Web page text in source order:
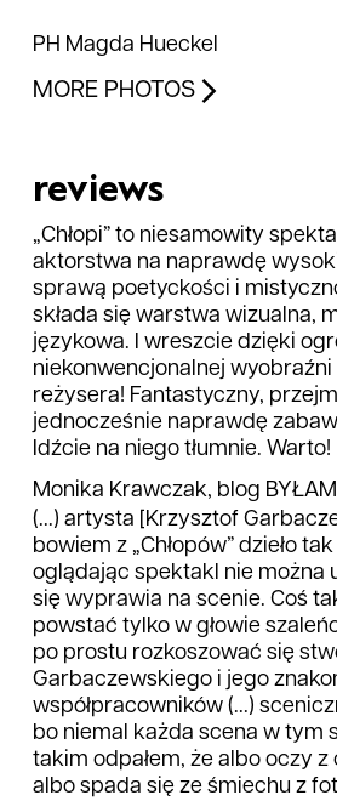
PH Magda Hueckel
MORE PHOTOS
reviews
„Chłopi” to niesamowity
aktorstwa na naprawdę
sprawą poetyckości i
składa się warstwa wizualna,
językowa. I wreszcie dzięki
niekonwencjonalnej
reżysera! Fantastyczny,
jednocześnie naprawdę
Idźcie na niego tłumnie. Warto!
Monika Krawczak, blog
(...) artysta [Krzysztof
bowiem z „Chłopów” dzieło
oglądając spektakl nie można
się wyprawia na scenie. Coś
powstać tylko w głowie
po prostu rozkoszować się
Garbaczewskiego i jego
współpracowników (...)
bo niemal każda scena w tym
takim odpałem, że albo oczy
albo spada się ze śmiechu z